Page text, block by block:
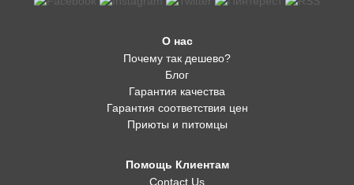
О нас
Почему так дешево?
Блог
Гарантия качества
Гарантия соответствия цен
Приюты и питомцы
Помощь Клиентам
Contact Us